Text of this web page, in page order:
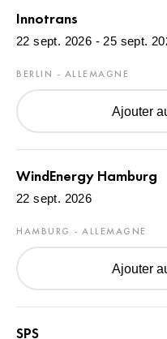
Innotrans
22 sept. 2026 - 25 sept.
BERLIN - ALLEMAGNE
Ajouter
WindEnergy Hamburg
22 sept. 2026
HAMBURG - ALLEMAGNE
Ajouter
SPS